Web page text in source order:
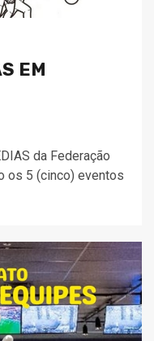
EM
da Federação
os 5 (cinco) eventos